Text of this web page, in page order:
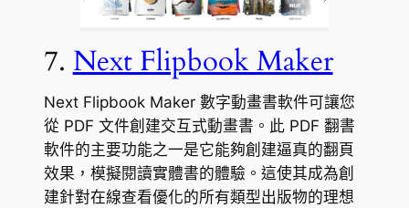
7. Next Flipbook Maker
Next Flipbook Maker 數字動畫書軟件可讓您
從 PDF 文件創建交互式動畫書。此 PDF 翻書
軟件的主要功能之一是它能夠創建逼真的翻頁
效果，模擬閱讀實體書的體驗。這使其成為創
建針對在線查看優化的所有類型出版物的理想